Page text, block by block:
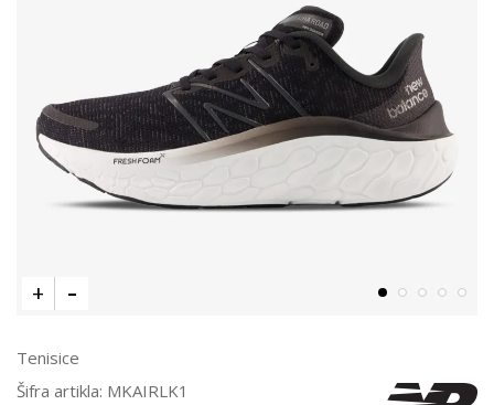
Tenisice
Šifra artikla: MKAIRLK1